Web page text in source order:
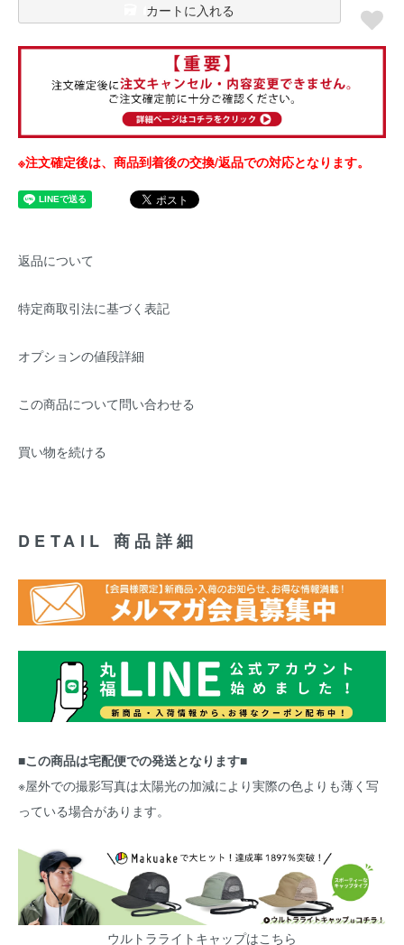
カートに入れる
※注文確定後は、商品到着後の交換/返品での対応となります。
返品について
特定商取引法に基づく表記
オプションの値段詳細
この商品について問い合わせる
買い物を続ける
DETAIL 商品詳細
■この商品は宅配便での発送となります■
※屋外での撮影写真は太陽光の加減により実際の色よりも薄く写
っている場合があります。
ウルトラライトキャップはこちら